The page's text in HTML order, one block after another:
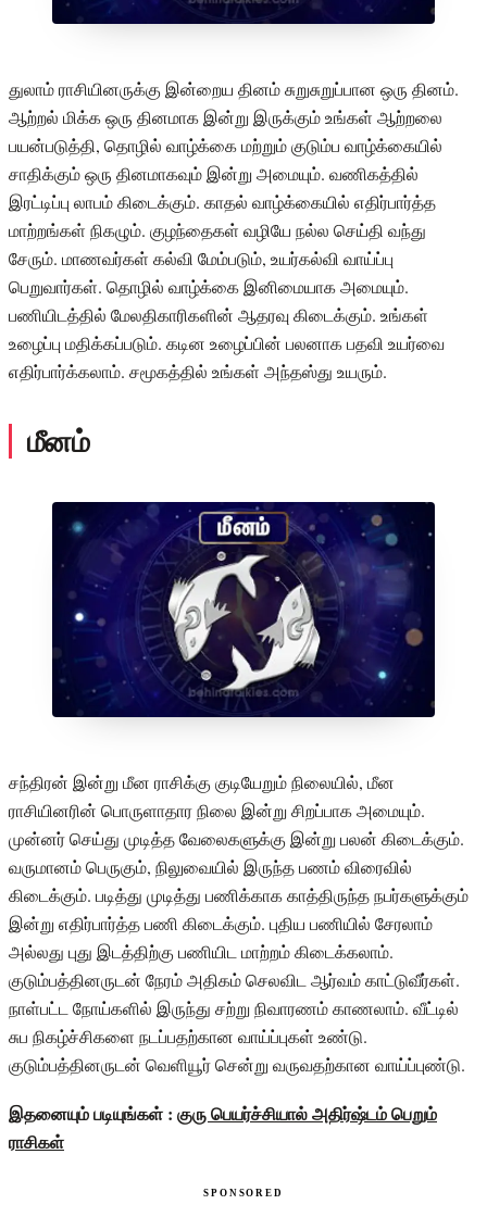
துலாம் ராசியினருக்கு இன்றைய தினம் சுறுசுறுப்பான ஒரு தினம்.
ஆற்றல் மிக்க ஒரு தினமாக இன்று இருக்கும் உங்கள் ஆற்றலை
பயன்படுத்தி, தொழில் வாழ்க்கை மற்றும் குடும்ப வாழ்க்கையில்
சாதிக்கும் ஒரு தினமாகவும் இன்று அமையும். வணிகத்தில்
இரட்டிப்பு லாபம் கிடைக்கும். காதல் வாழ்க்கையில் எதிர்பார்த்த
மாற்றங்கள் நிகழும். குழந்தைகள் வழியே நல்ல செய்தி வந்து
சேரும். மாணவர்கள் கல்வி மேம்படும், உயர்கல்வி வாய்ப்பு
பெறுவார்கள். தொழில் வாழ்க்கை இனிமையாக அமையும்.
பணியிடத்தில் மேலதிகாரிகளின் ஆதரவு கிடைக்கும். உங்கள்
உழைப்பு மதிக்கப்படும். கடின உழைப்பின் பலனாக பதவி உயர்வை
எதிர்பார்க்கலாம். சமூகத்தில் உங்கள் அந்தஸ்து உயரும்.
மீனம்
சந்திரன் இன்று மீன ராசிக்கு குடியேறும் நிலையில், மீன
ராசியினரின் பொருளாதார நிலை இன்று சிறப்பாக அமையும்.
முன்னர் செய்து முடித்த வேலைகளுக்கு இன்று பலன் கிடைக்கும்.
வருமானம் பெருகும், நிலுவையில் இருந்த பணம் விரைவில்
கிடைக்கும். படித்து முடித்து பணிக்காக காத்திருந்த நபர்களுக்கும்
இன்று எதிர்பார்த்த பணி கிடைக்கும். புதிய பணியில் சேரலாம்
அல்லது புது இடத்திற்கு பணியிட மாற்றம் கிடைக்கலாம்.
குடும்பத்தினருடன் நேரம் அதிகம் செலவிட ஆர்வம் காட்டுவீர்கள்.
நாள்பட்ட நோய்களில் இருந்து சற்று நிவாரணம் காணலாம். வீட்டில்
சுப நிகழ்ச்சிகளை நடப்பதற்கான வாய்ப்புகள் உண்டு.
குடும்பத்தினருடன் வெளியூர் சென்று வருவதற்கான வாய்ப்புண்டு.
இதனையும் படியுங்கள் : குரு பெயர்ச்சியால் அதிர்ஷ்டம் பெறும்
ராசிகள்